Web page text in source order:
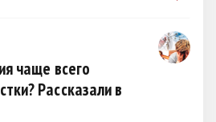
чаще всего
Рассказали в